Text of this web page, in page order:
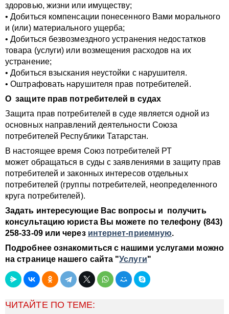
здоровью, жизни или имуществу;
• Добиться компенсации понесенного Вами морального
и (или) материального ущерба;
• Добиться безвозмездного устранения недостатков
товара (услуги) или возмещения расходов на их
устранение;
• Добиться взыскания неустойки с нарушителя.
• Оштрафовать нарушителя прав потребителей.
О защите прав потребителей в судах
Защита прав потребителей в суде является одной из
основных направлений деятельности Союза
потребителей Республики Татарстан.
В настоящее время Союз потребителей РТ
может обращаться в суды с заявлениями в защиту прав
потребителей и законных интересов отдельных
потребителей (группы потребителей, неопределенного
круга потребителей).
Задать интересующие Вас вопросы и получить
консультацию юриста Вы можете по телефону (843)
258-33-09 или через интернет-приемную.
Подробнее ознакомиться с нашими услугами можно
на странице нашего сайта "Услуги"
ЧИТАЙТЕ ПО ТЕМЕ: